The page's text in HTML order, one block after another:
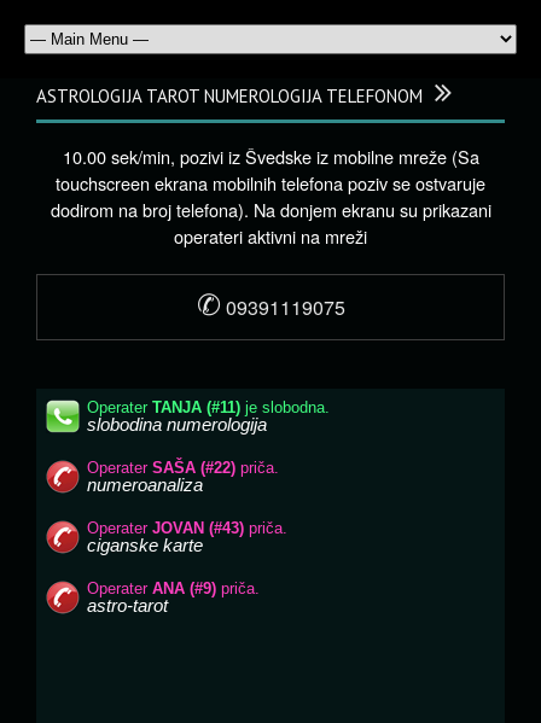
ASTROLOGIJA TAROT NUMEROLOGIJA TELEFONOM
10.00 sek/min, pozivi iz Švedske iz mobilne mreže (Sa
touchscreen ekrana mobilnih telefona poziv se ostvaruje
dodirom na broj telefona). Na donjem ekranu su prikazani
operateri aktivni na mreži
✆ 09391119075